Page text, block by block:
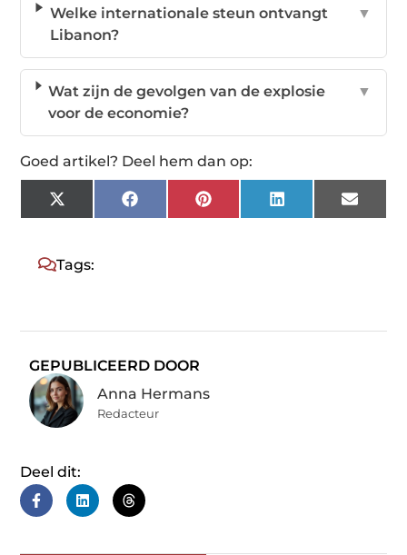
Welke internationale steun ontvangt
Libanon?
▼
Wat zijn de gevolgen van de explosie
voor de economie?
▼
Goed artikel? Deel hem dan op:
X
(Twitter)
FacebookPinterestLinkedIn Email
Tags:
GEPUBLICEERD DOOR
Anna Hermans
Redacteur
Deel dit: